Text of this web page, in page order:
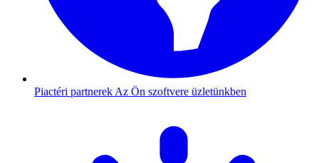
Piactéri partnerek Az Ön szoftvere üzletünkben